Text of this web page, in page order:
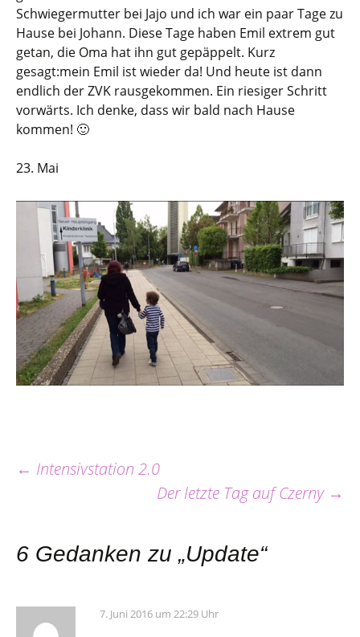
Schwiegermutter bei Jajo und ich war ein paar Tage zu
Hause bei Johann. Diese Tage haben Emil extrem gut
getan, die Oma hat ihn gut gepäppelt. Kurz
gesagt:mein Emil ist wieder da! Und heute ist dann
endlich der ZVK rausgekommen. Ein riesiger Schritt
vorwärts. Ich denke, dass wir bald nach Hause
kommen! 🙂
23. Mai
Beitragsnavigation
← Intensivstation 2.0
Der letzte Tag auf Czerny →
6 Gedanken zu „Update“
7. Juni 2016 um 22:29 Uhr